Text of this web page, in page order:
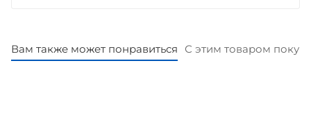
Вам также может понравиться С этим товаром